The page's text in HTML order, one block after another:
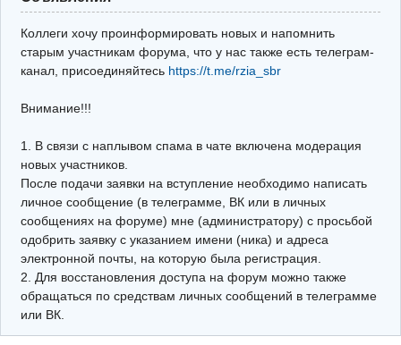
Регистрация
Архив
Почта
Поиск релейщика
Видео РЗиА
Фотохостинг
Телеграм
Коллеги хочу проинформировать новых и напомнить
старым участникам форума, что у нас также есть телеграм-
канал, присоединяйтесь https://t.me/rzia_sbr
Внимание!!!
1. В связи с наплывом спама в чате включена модерация
новых участников.
После подачи заявки на вступление необходимо написать
личное сообщение (в телеграмме, ВК или в личных
сообщениях на форуме) мне (администратору) с просьбой
одобрить заявку с указанием имени (ника) и адреса
электронной почты, на которую была регистрация.
2. Для восстановления доступа на форум можно также
обращаться по средствам личных сообщений в телеграмме
или ВК.